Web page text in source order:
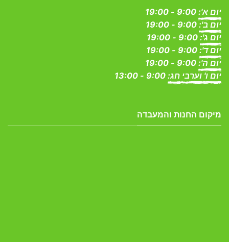
יום א':
יום ב':
יום ג':
יום ד':
יום ה':
יום ו' וערבי חג:
מיקום החנות והמעבדה